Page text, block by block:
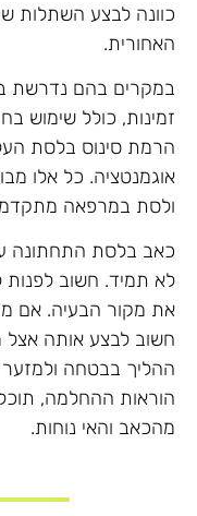
כוונה לבצע השתלות
האחורית.
במקרים בהם נדרשת
זמינות, כולל שימוש
הרמת סינוס בלסת
אוגמנטציה. כל אלו
ולסת במרפאה
כאב בלסת התחתונה
לא תמיד. חשוב לפנות
את מקור הבעיה. אם
חשוב לבצע אותה אצל
ההליך בבטחה ולמזער
הוראות ההחלמה,
מהכאב והאי נוחות.